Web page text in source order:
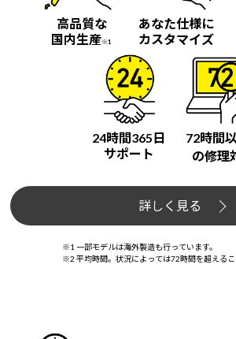
高品質な
国内生産※1
あなた仕様に
カスタマイズ
24時間365日
サポート
72時間
の修理
詳しく見る
※1 一部モデルは海外製造も行っています。
※2 平均時間。状況によっては72時間を超えるこ